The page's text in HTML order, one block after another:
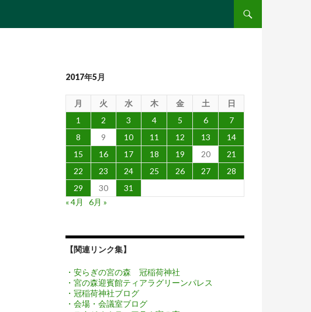
2017年5月
月 火 水 木 金 土
日
1
2 3 4 5 6
7
8
9 10 11 12 13
14
15
16 17 18 19 20
21
22
23 24 25 26 27
28
29
30
31
« 4月
6月 »
【関連リンク集】
・安らぎの宮の森 冠稲荷神社
・宮の森迎賓館ティアラグリーンパレス
・冠稲荷神社ブログ
・会場・会議室ブログ